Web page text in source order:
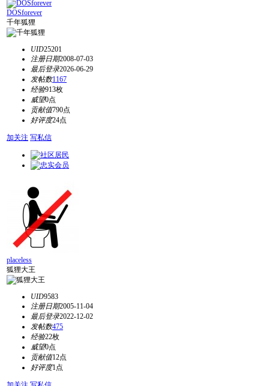
DOSforever
千年狐狸
UID25201
注册日期2008-07-03
最后登录2026-06-29
发帖数1167
经验913枚
威望0点
贡献值790点
好评度24点
加关注 写私信
placeless
狐狸大王
UID9583
注册日期2005-11-04
最后登录2022-12-02
发帖数475
经验22枚
威望0点
贡献值12点
好评度1点